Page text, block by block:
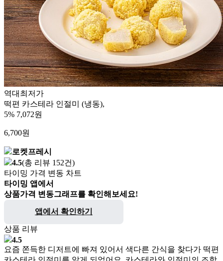
역대최저가
떡편 카스테라 인절미 (냉동),
5% 7,072원
6,700원
로켓프레시
4.5(총 리뷰 152건)
타이밍 가격 변동 차트
타이밍 앱에서
상품가격 변동그래프를 확인해보세요!
앱에서 확인하기
상품 리뷰
4.5
요즘 쫀득한 디저트에 빠져 있어서 색다른 간식을 찾다가 떡편